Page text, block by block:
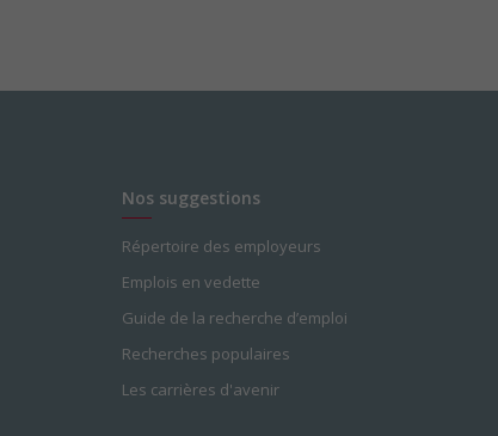
Nos suggestions
Répertoire des employeurs
Emplois en vedette
Guide de la recherche d’emploi
Recherches populaires
Les carrières d'avenir